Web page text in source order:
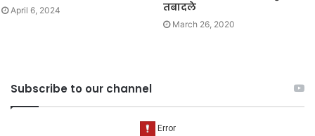
April 6, 2024
तबादले
March 26, 2020
Subscribe to our channel